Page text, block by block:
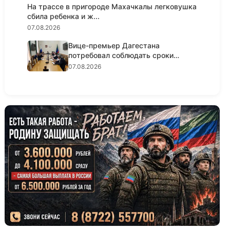
На трассе в пригороде Махачкалы легковушка
сбила ребенка и ж...
07.08.2026
Вице-премьер Дагестана
потребовал соблюдать сроки
реализации...
07.08.2026